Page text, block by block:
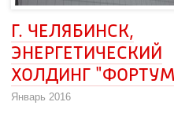
Г. ЧЕЛЯБИНСК,
ЭНЕРГЕТИЧЕСКИЙ
ХОЛДИНГ
Январь 2016